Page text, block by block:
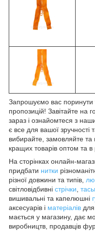
Запрошуємо вас поринути у
пропозицій! Завітайте на
зараз і ознайомтеся з
є все для вашої зручності
вибирайте, замовляйте
кращих товарів оптом та в
На сторінках онлайн-
придбати нитки
різної довжини та типів,
світловідбивні стрічки,
вишивальні та капелюшні
аксесуарів і матеріалів
мається у магазину, дає
виробництв, продавців